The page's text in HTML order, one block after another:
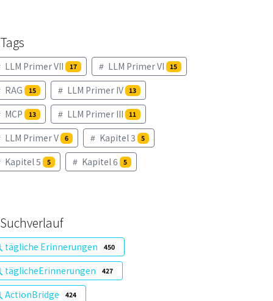
Tags
LLM Primer VII 17 LLM Primer VI 15
RAG 15 LLM Primer IV 13
MCP 13 LLM Primer III 11
LLM Primer V 6 Kapitel 3 5
Kapitel 5 5 Kapitel 6 5
Suchverlauf
tägliche Erinnerungen 450
täglicheErinnerungen 427
ActionBridge 424